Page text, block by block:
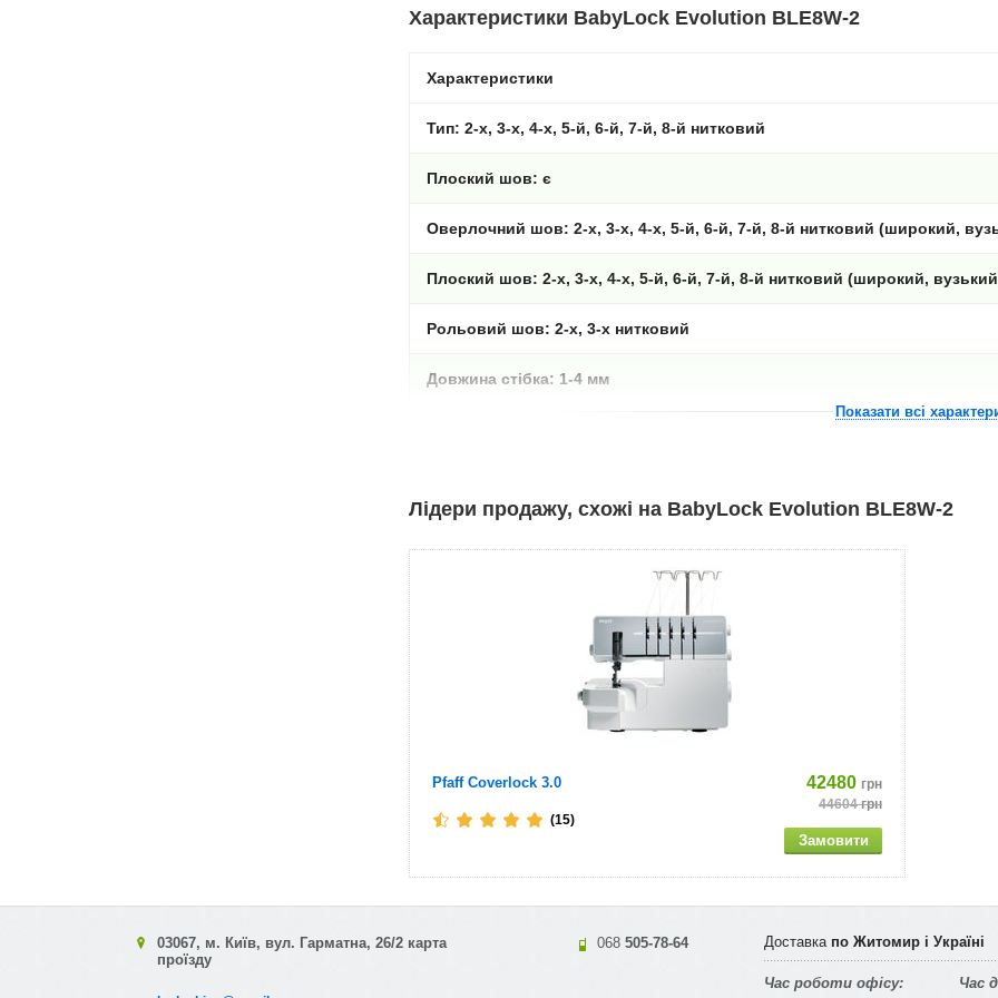
Характеристики BabyLock Evolution BLE8W-2
Характеристики
Тип: 2-х, 3-х, 4-х, 5-й, 6-й, 7-й, 8-й нитковий
Плоский шов: є
Оверлочний шов: 2-х, 3-х, 4-х, 5-й, 6-й, 7-й, 8-й нитковий (широкий,
Плоский шов: 2-х, 3-х, 4-х, 5-й, 6-й, 7-й, 8-й нитковий (широкий,
Рольовий шов: 2-х, 3-х нитковий
Довжина стібка: 1-4 мм
Регулювання зусилля тиску лапки на тканину: є
Вузька рукавна платформа: немає
Підсвічування робочої поверхні, лампа розжарювання
Максимальна швидкість шиття (стежа./Хв) 1500
Потужність: 110 Вт
Вага: 12кг
Показати всі
Лідери продажу, схожі на BabyLock Evolution BLE8W-2
Pfaff Coverlock 3.0 42480 грн
44604грн
(15)
03067, м. Київ, вул. Гарматна, 26/2 карта
проїзду
068 505-78-64 Доставка по Житомир і Україні
Час роботи офісу:
Час